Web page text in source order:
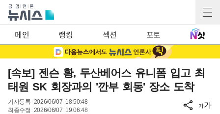
메인 랭킹 섹션 포토
[속보] 젠슨 황, 두산베어스 유니폼 입고 최
태원 SK 회장과의 '깐부 회동' 장소 도착
기사등록 2026/06/07 18:50:48
최종수정 2026/06/07 19:06:48
가가